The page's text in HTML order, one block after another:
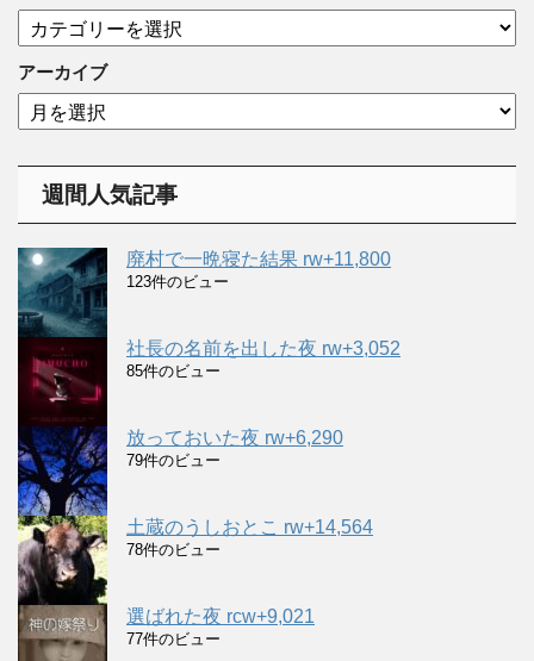
テ
ゴ
リ
ー
アーカイブ
ア
ー
週間人気記事
廃村で一晩寝た結果 rw+11,800
123件のビュー
社長の名前を出した夜 rw+3,052
85件のビュー
放っておいた夜 rw+6,290
79件のビュー
土蔵のうしおとこ rw+14,564
78件のビュー
選ばれた夜 rcw+9,021
77件のビュー